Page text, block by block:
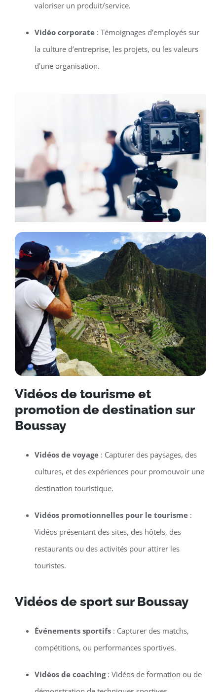
valoriser un produit/service.
Vidéo corporate: Témoignages d’employés sur
la culture d’entreprise, les projets, ou les valeurs
d’une organisation.
Vidéos de tourisme et
promotion de destination sur
Boussay
Vidéos de voyage: Capturer des paysages, des
cultures, et des expériences pour promouvoir une
destination touristique.
Vidéos promotionnelles pour le tourisme:
Vidéos présentant des sites, des hôtels, des
restaurants ou des activités pour attirer les
touristes.
Vidéos de sport sur Boussay
Événements sportifs: Capturer des matchs,
compétitions, ou performances sportives.
Vidéos de coaching: Vidéos de formation ou de